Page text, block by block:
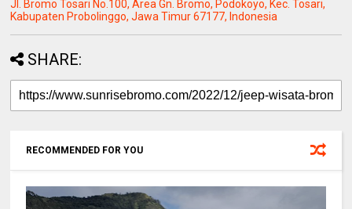
Jl. Bromo Tosari No.100, Area Gn. Bromo, Podokoyo, Kec. Tosari,
Kabupaten Probolinggo, Jawa Timur 67177, Indonesia
SHARE:
RECOMMENDED FOR YOU